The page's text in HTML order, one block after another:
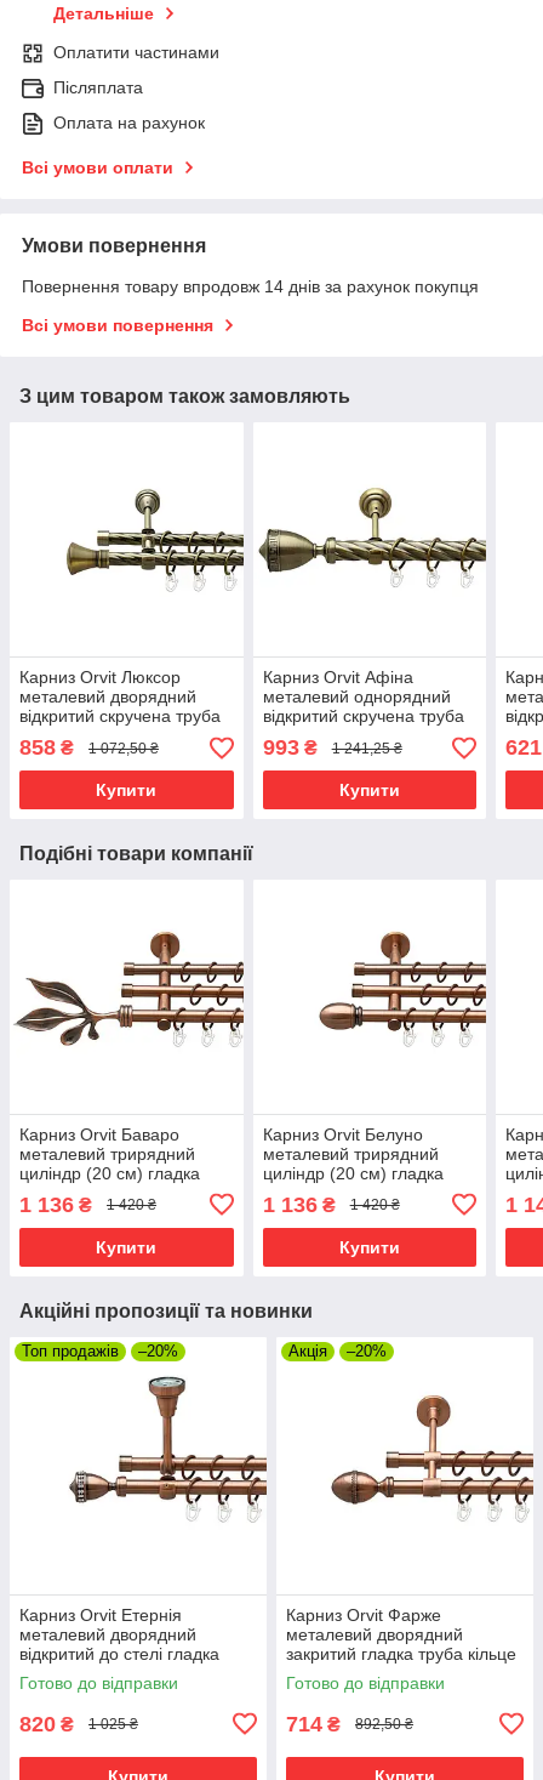
Детальніше
Оплатити частинами
Післяплата
Оплата на рахунок
Всі умови оплати
Умови повернення
Повернення товару впродовж 14 днів за рахунок покупця
Всі умови повернення
З цим товаром також замовляють
Карниз Orvit Люксор
металевий дворядний
відкритий скручена труба
16\16 мм 200 см (00-
00022486)
858 ₴ 1 072,50 ₴
Купити
Карниз Orvit Афіна
металевий однорядний
відкритий скручена труба
кільце металеве Антик 25
мм 300 см (00-00018291)
993₴ 1 241,25 ₴
Купити
621
Подібні товари компанії
Карниз Orvit Баваро
металевий трирядний
циліндр (20 см) гладка
Мідь 16\16\16 мм 200 см
(00-00020304)
1 136 ₴ 1 420 ₴
Купити
Карниз Orvit Белуно
металевий трирядний
циліндр (20 см) гладка
Мідь 16\16\16 мм 200 см
(00-00020311)
1 136₴ 1 420 ₴
Купити
(00-
1
Акційні пропозиції та новинки
Топ продажів –20%
Карниз Orvit Етернія
металевий дворядний
відкритий до стелі гладка
труба кільце металеве Мідь
16\16 мм 120 см (00-
Готово до відправки
820 ₴ 1 025 ₴
Купити
Акція –20%
Карниз Orvit Фарже
металевий дворядний
закритий гладка труба кільце
металеве Мідь 16\16 мм 120
см (00-00019999)
Готово до відправки
714 ₴ 892,50 ₴
Купити